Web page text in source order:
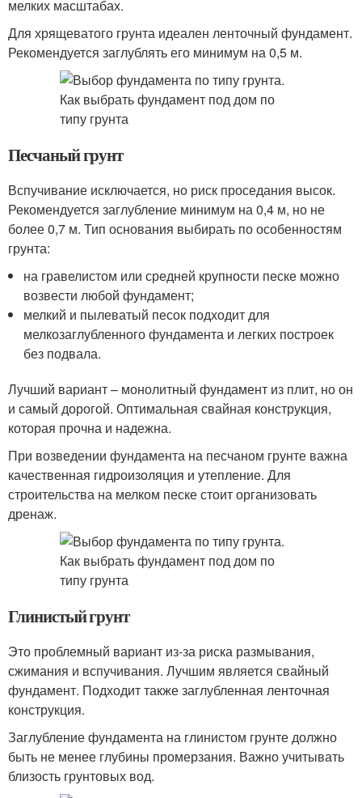
мелких масштабах.
Для хрящеватого грунта идеален ленточный фундамент.
Рекомендуется заглублять его минимум на 0,5 м.
Песчаный грунт
Вспучивание исключается, но риск проседания высок.
Рекомендуется заглубление минимум на 0,4 м, но не
более 0,7 м. Тип основания выбирать по особенностям
грунта:
на гравелистом или средней крупности песке можно
возвести любой фундамент;
мелкий и пылеватый песок подходит для
мелкозаглубленного фундамента и легких построек
без подвала.
Лучший вариант – монолитный фундамент из плит, но он
и самый дорогой. Оптимальная свайная конструкция,
которая прочна и надежна.
При возведении фундамента на песчаном грунте важна
качественная гидроизоляция и утепление. Для
строительства на мелком песке стоит организовать
дренаж.
Глинистый грунт
Это проблемный вариант из-за риска размывания,
сжимания и вспучивания. Лучшим является свайный
фундамент. Подходит также заглубленная ленточная
конструкция.
Заглубление фундамента на глинистом грунте должно
быть не менее глубины промерзания. Важно учитывать
близость грунтовых вод.